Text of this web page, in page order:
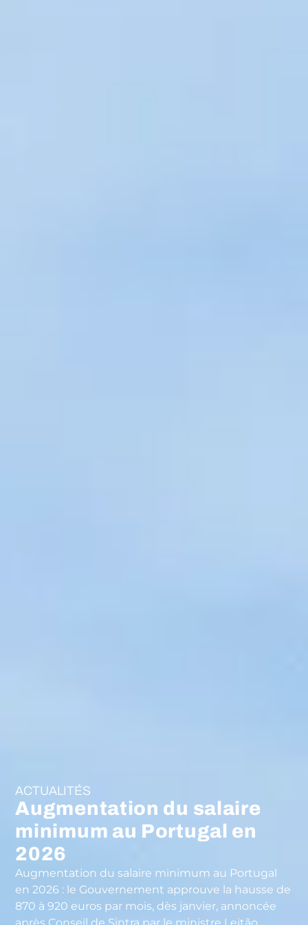
ACTUALITÉS
Augmentation du salaire
minimum au Portugal en
2026
Augmentation du salaire minimum au Portugal
en 2026 : le Gouvernement approuve la hausse de
870 à 920 euros par mois, dès janvier, annoncée